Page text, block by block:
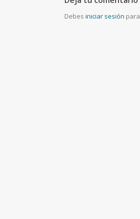
Debes iniciar sesión